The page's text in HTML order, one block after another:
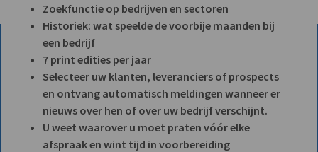
Zoekfunctie op bedrijven en sectoren
Historiek: wat speelde de voorbije maanden bij
een bedrijf
7 print edities per jaar
Selecteer uw klanten, leveranciers of prospects
en ontvang automatisch meldingen wanneer er
nieuws over hen of over uw bedrijf verschijnt.
U weet waarover u moet praten vóór elke
afspraak en wint tijd in voorbereiding